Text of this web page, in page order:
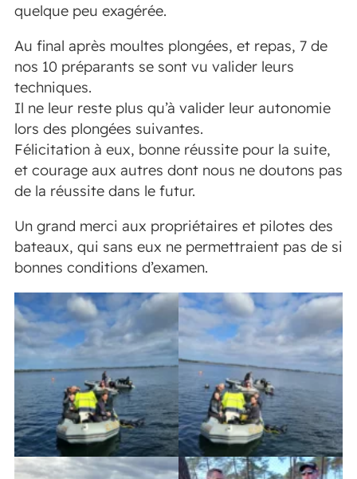
quelque peu exagérée.
Au final après moultes plongées, et repas, 7 de
nos 10 préparants se sont vu valider leurs
techniques.
Il ne leur reste plus qu’à valider leur autonomie
lors des plongées suivantes.
Félicitation à eux, bonne réussite pour la suite,
et courage aux autres dont nous ne doutons pas
de la réussite dans le futur.
Un grand merci aux propriétaires et pilotes des
bateaux, qui sans eux ne permettraient pas de si
bonnes conditions d’examen.